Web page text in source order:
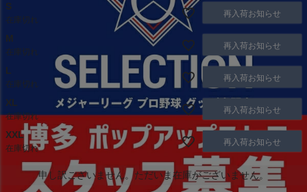
S
在庫切れ
再入荷お知らせ
M
在庫切れ
再入荷お知らせ
L
在庫切れ
再入荷お知らせ
XL
在庫切れ
再入荷お知らせ
XXL
在庫切れ
再入荷お知らせ
申し訳ございません。ただいま在庫がございません。